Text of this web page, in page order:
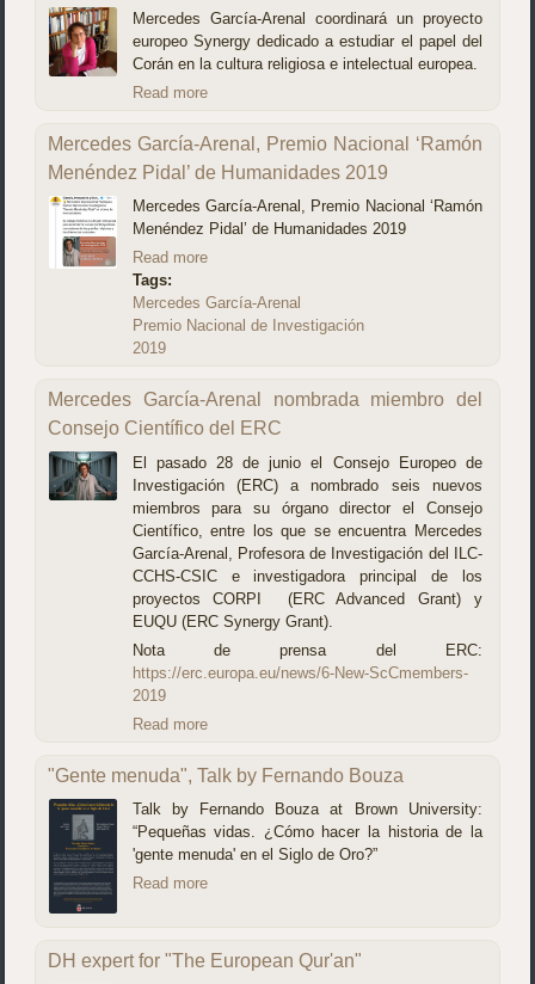
Mercedes García-Arenal coordinará un proyecto
europeo Synergy dedicado a estudiar el papel del
Corán en la cultura religiosa e intelectual europea.
Read more
Mercedes García-Arenal, Premio Nacional ‘Ramón
Menéndez Pidal’ de Humanidades 2019
Mercedes García-Arenal, Premio Nacional ‘Ramón
Menéndez Pidal’ de Humanidades 2019
Read more
Tags:
Mercedes García-Arenal
Premio Nacional de Investigación
2019
Mercedes García-Arenal nombrada miembro del
Consejo Científico del ERC
El pasado 28 de junio el Consejo Europeo de
Investigación (ERC) a nombrado seis nuevos
miembros para su órgano director el Consejo
Científico, entre los que se encuentra Mercedes
García-Arenal, Profesora de Investigación del ILC-
CCHS-CSIC e investigadora principal de los
proyectos CORPI (ERC Advanced Grant) y
EUQU (ERC Synergy Grant).
Nota de prensa del ERC:
https://erc.europa.eu/news/6-New-ScCmembers-
2019
Read more
"Gente menuda", Talk by Fernando Bouza
Talk by Fernando Bouza at Brown University:
“Pequeñas vidas. ¿Cómo hacer la historia de la
'gente menuda' en el Siglo de Oro?”
Read more
DH expert for "The European Qur'an"